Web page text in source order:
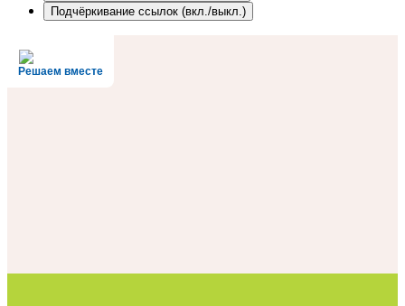
Подчёркивание ссылок (вкл./выкл.)
Решаем вместе